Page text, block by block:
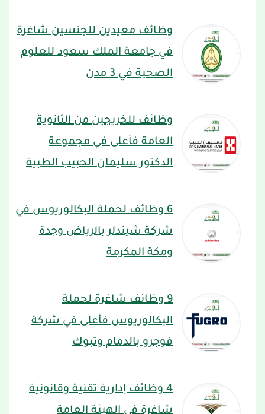
وظائف معيدين للجنسين شاغرة
في جامعة الملك سعود للعلوم
الصحية في 3 مدن
وظائف للخريجين من الثانوية
العامة فأعلى في مجموعة
الدكتور سليمان الحبيب الطبية
6 وظائف لحملة البكالوريوس في
شركة شيندلر بالرياض وجدة
ومكة المكرمة
9 وظائف شاغرة لحملة
البكالوريوس فأعلى في شركة
فوجرو بالدمام وتبوك
4 وظائف إدارية تقنية وقانونية
شاغرة في الهيئة العامة